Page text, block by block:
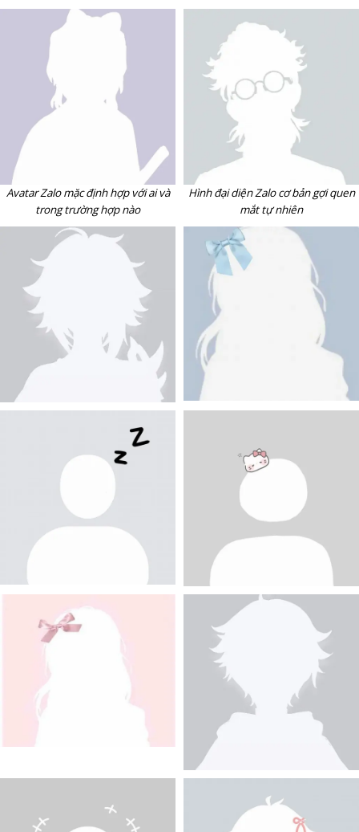
Avatar Zalo mặc định hợp với ai và
trong trường hợp nào
Hình đại diện Zalo cơ bản gợi quen
mắt tự nhiên